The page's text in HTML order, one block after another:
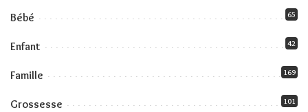
Bébé 65
Enfant 42
Famille 169
Grossesse 101